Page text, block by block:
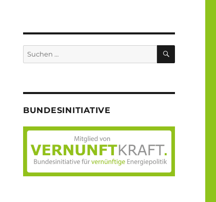
Suche
nach:
SUCHEN
BUNDESINITIATIVE